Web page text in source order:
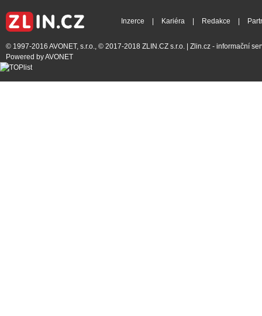
Inzerce Kariéra Redakce
© 1997-2016 AVONET, s.r.o., © 2017-2018 ZLIN.CZ s.r.o. | Zlin.cz - informační
Powered byAVONET